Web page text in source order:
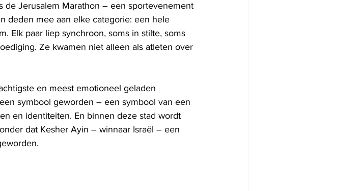
de Jerusalem Marathon – een sportevenement
deden mee aan elke categorie: een hele
Elk paar liep synchroon, soms in stilte, soms
Ze kwamen niet alleen als atleten over
en meest emotioneel geladen
symbool geworden – een symbool van een
en identiteiten. En binnen deze stad wordt
dat Kesher Ayin – winnaar Israël – een